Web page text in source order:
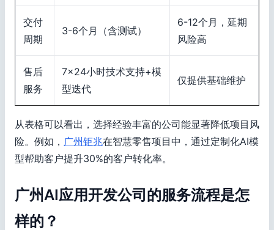
交付
周期
3-6个月（含测试）
6-12个月，延期
风险高
售后
服务
7×24小时技术支持+模
型迭代
仅提供基础维护
从表格可以看出，选择经验丰富的公司能显著降低项目风
险。例如， 广州钜兆在智慧零售项目中，通过定制化AI模
型帮助客户提升30%的客户转化率。
广州AI应用开发公司的服务流程是怎
样的？